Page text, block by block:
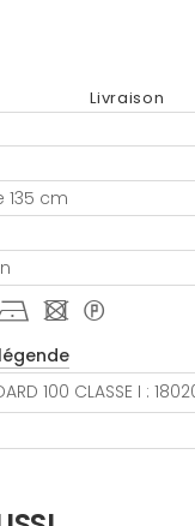
Livraison
135 cm
- *
100 CLASSE I :